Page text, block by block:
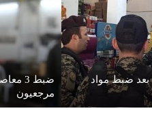
ضبط مواد
ضبط
مرجعيون